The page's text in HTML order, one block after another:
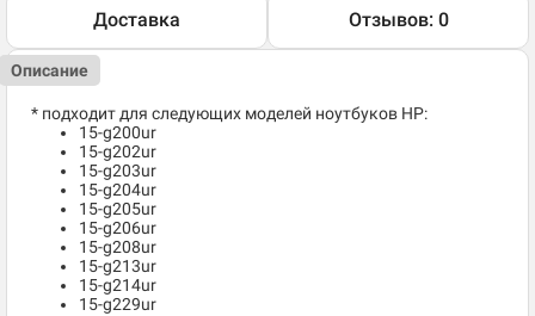
Доставка Отзывов: 0
Описание
* подходит для следующих моделей ноутбуков HP:
15-g200ur
15-g202ur
15-g203ur
15-g204ur
15-g205ur
15-g206ur
15-g208ur
15-g213ur
15-g214ur
15-g229ur